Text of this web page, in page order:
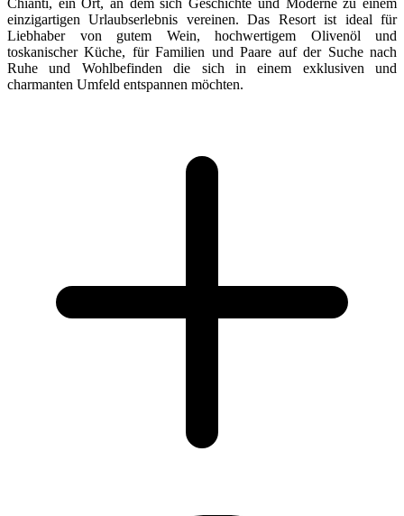
Chianti, ein Ort, an dem sich Geschichte und Moderne zu einem
einzigartigen Urlaubserlebnis vereinen. Das Resort ist ideal für
Liebhaber von gutem Wein, hochwertigem Olivenöl und
toskanischer Küche, für Familien und Paare auf der Suche nach
Ruhe und Wohlbefinden die sich in einem exklusiven und
charmanten Umfeld entspannen möchten.